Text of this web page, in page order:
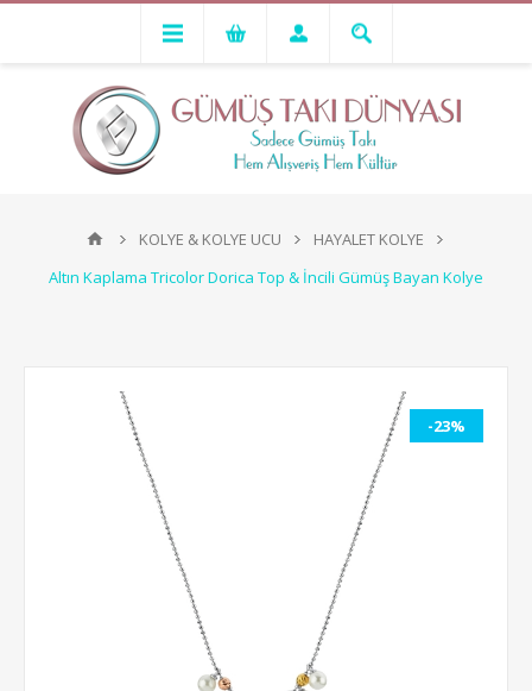
KOLYE & KOLYE UCU
HAYALET KOLYE
Altın Kaplama Tricolor Dorica Top & İncili Gümüş Bayan Kolye
-23%